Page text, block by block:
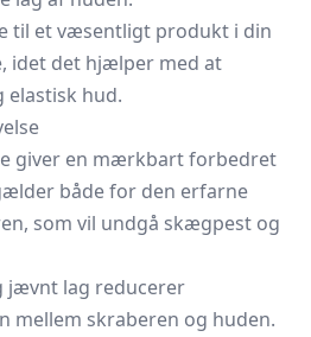
til et væsentligt produkt i din
idet det hjælper med at
elastisk hud.
giver en mærkbart forbedret
både for den erfarne
som vil undgå skægpest og
jævnt lag reducerer
mellem skraberen og huden.